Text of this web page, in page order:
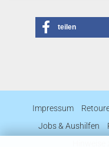
teilen
Impressum
Jobs & Aushilfen